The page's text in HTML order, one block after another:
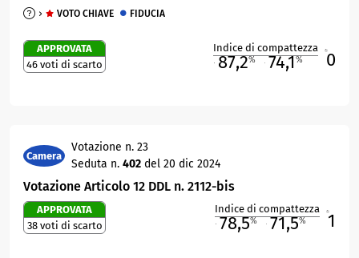
VOTO CHIAVE FIDUCIA
APPROVATA
46 voti di scarto
Indice di compattezza
87,2% 74,1% 0
Camera
Votazione n. 23
Seduta n. 402 del 20 dic 2024
Votazione Articolo 12 DDL n. 2112-bis
APPROVATA
38 voti di scarto
Indice di compattezza
78,5% 71,5% 1